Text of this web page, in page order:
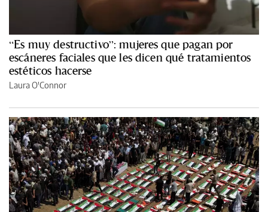
“Es muy destructivo”: mujeres que pagan por
escáneres faciales que les dicen qué tratamientos
estéticos hacerse
Laura O'Connor